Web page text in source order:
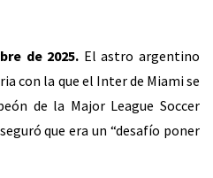
de 2025. El astro argentino
con la que el Inter de Miami se
de la Major League Soccer
que era un “desafío poner